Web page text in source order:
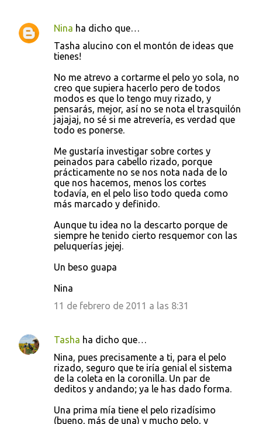
Nina ha dicho que…
Tasha alucino con el montón de ideas que
tienes!
No me atrevo a cortarme el pelo yo sola, no
creo que supiera hacerlo pero de todos
modos es que lo tengo muy rizado, y
pensarás, mejor, así no se nota el trasquilón
jajajaj, no sé si me atrevería, es verdad que
todo es ponerse.
Me gustaría investigar sobre cortes y
peinados para cabello rizado, porque
prácticamente no se nos nota nada de lo
que nos hacemos, menos los cortes
todavía, en el pelo liso todo queda como
más marcado y definido.
Aunque tu idea no la descarto porque de
siempre he tenido cierto resquemor con las
peluquerías jejej.
Un beso guapa
Nina
11 de febrero de 2011 a las 8:31
Tasha ha dicho que…
Nina, pues precisamente a ti, para el pelo
rizado, seguro que te iría genial el sistema
de la coleta en la coronilla. Un par de
deditos y andando; ya le has dado forma.
Una prima mía tiene el pelo rizadísimo
(bueno, más de una) y mucho pelo, y